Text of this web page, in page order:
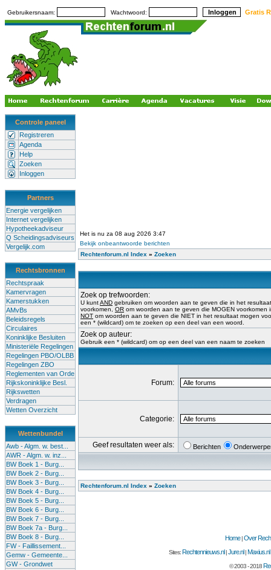
Gebruikersnaam: Wachtwoord: Gratis
Controle paneel
Registreren
Agenda
Help
Zoeken
Inloggen
Partners
Energie vergelijken
Internet vergelijken
Hypotheekadviseur
Q Scheidingsadviseurs
Vergelijk.com
Rechtsbronnen
Rechtspraak
Kamervragen
Kamerstukken
AMvBs
Beleidsregels
Circulaires
Koninklijke Besluiten
Ministeriële Regelingen
Regelingen PBO/OLBB
Regelingen ZBO
Reglementen van Orde
Rijkskoninklijke Besl.
Rijkswetten
Verdragen
Wetten Overzicht
Wettenbundel
Awb - Algm. w. best...
AWR - Algm. w. inz...
BW Boek 1 - Burg...
BW Boek 2 - Burg...
BW Boek 3 - Burg...
BW Boek 4 - Burg...
BW Boek 5 - Burg...
BW Boek 6 - Burg...
BW Boek 7 - Burg...
BW Boek 7a - Burg...
BW Boek 8 - Burg...
FW - Faillissement...
Gemw - Gemeente...
GW - Grondwet
Het is nu za 08 aug 2026 3:47
Bekijk onbeantwoorde berichten
Rechtenforum.nl Index » Zoeken
Zoek op trefwoorden:
U kuntAND gebruiken om woorden aan te geven die in het
voorkomen, OR om woorden aan te geven die MOGEN voorkomen
NOT om woorden aan te geven die NIET in het resultaat mogen
een * (wildcard) om te zoeken op een deel van een woord.
Zoek op auteur:
Gebruik een * (wildcard) om op een deel van een naam te zoeken
Forum:
Categorie:
Geef resultaten weer als: Berichten
Rechtenforum.nl Index » Zoeken
Home|Over
Sites:Rechtennieuws.nl |Jure.nl |Maxius.nl
© 2003 - 2018